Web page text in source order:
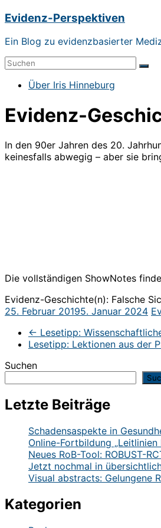
Zum
springen
Evidenz-Perspektiven
Ein Blog zu evidenzbasierter
Menü Über Iris Hinneburg
Evidenz-
In den 90er Jahren des 20.
keinesfalls abwegig – aber sie
Die vollständigen ShowNotes
Evidenz-Geschichte(n): Falsche
25. Februar 20195. Januar 2024
← Lesetipp:
Lesetipp: Lektionen aus der
Suchen
Letzte Beiträge
Schadensaspekte in
Online-Fortbildung
Neues RoB-Tool: ROBUST-
Jetzt nochmal in
Visual abstracts: Gelungene
Kategorien